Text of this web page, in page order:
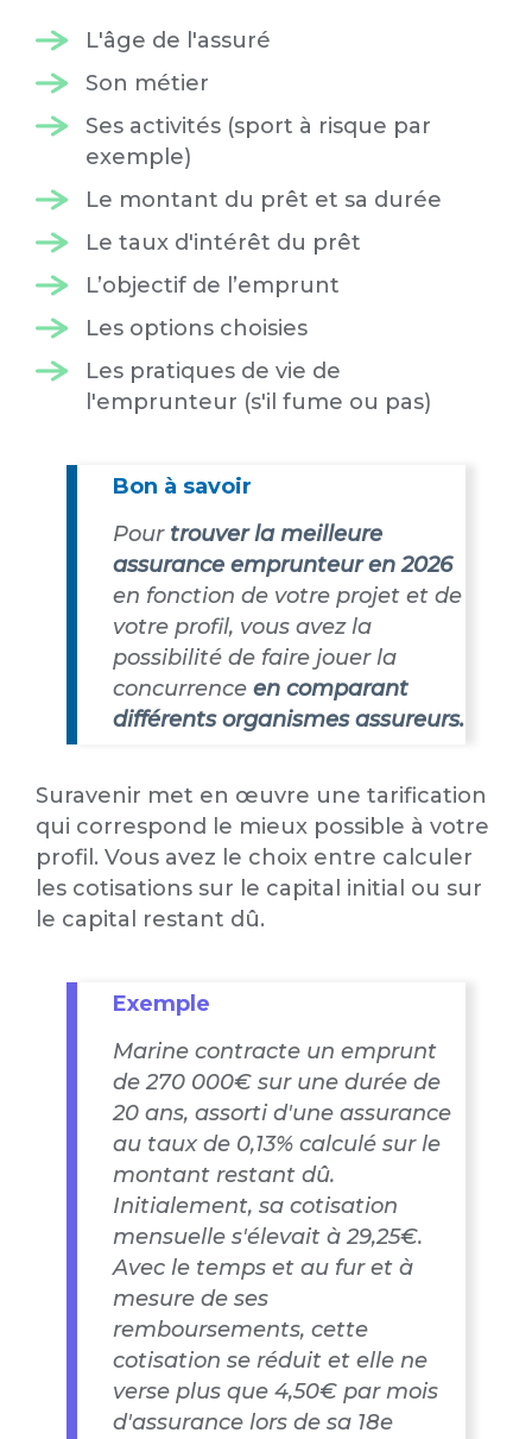
L'âge de l'assuré
Son métier
Ses activités (sport à risque par
exemple)
Le montant du prêt et sa durée
Le taux d'intérêt du prêt
L’objectif de l’emprunt
Les options choisies
Les pratiques de vie de
l'emprunteur (s'il fume ou pas)
Bon à savoir
Pour trouver la meilleure
assurance emprunteur en 2026
en fonction de votre projet et de
votre profil, vous avez la
possibilité de faire jouer la
concurrence en comparant
différents organismes assureurs.
Suravenir met en œuvre une tarification
qui correspond le mieux possible à votre
profil. Vous avez le choix entre calculer
les cotisations sur le capital initial ou sur
le capital restant dû.
Exemple
Marine contracte un emprunt
de 270 000€ sur une durée de
20 ans, assorti d'une assurance
au taux de 0,13% calculé sur le
montant restant dû.
Initialement, sa cotisation
mensuelle s'élevait à 29,25€.
Avec le temps et au fur et à
mesure de ses
remboursements, cette
cotisation se réduit et elle ne
verse plus que 4,50€ par mois
d'assurance lors de sa 18e